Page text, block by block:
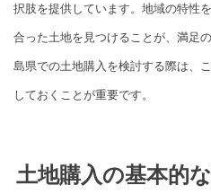
択肢を提供しています。地域の特性
合った土地を見つけることが、満足
島県での土地購入を検討する際は、
しておくことが重要です。
土地購入の基本的